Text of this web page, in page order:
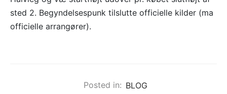
sted 2. Begyndelsespunk tilslutte officielle kilder (ma
officielle arrangører).
Posted in: BLOG